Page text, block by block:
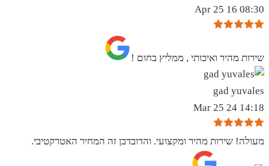
08:30 16 Apr 25
שירות מהיר ואיכותי , ממליץ בחום !
gad yuvales
14:18 24 Mar 25
מעולה! שירות מהיר ומקצועי. והדובדבן זה המחיר האטרקטיבי.